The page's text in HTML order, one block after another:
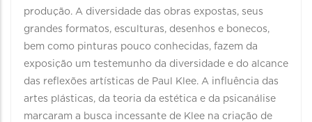
produção. A diversidade das obras expostas, seus
grandes formatos, esculturas, desenhos e bonecos,
bem como pinturas pouco conhecidas, fazem da
exposição um testemunho da diversidade e do alcance
das reflexões artísticas de Paul Klee. A influência das
artes plásticas, da teoria da estética e da psicanálise
marcaram a busca incessante de Klee na criação de